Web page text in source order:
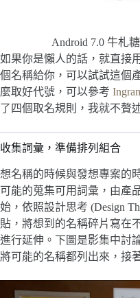
Android 7.0 牛札
如果你是懶人的話，就直接
個名稱給你，可以試試這個
麼取好代號，可以參考
了四個取名規則，我就不贅
收集詞彙，準備排列組合
想名稱的時候與發想專案的
可能的蒐集可用詞彙，由產
始，依照設計思考 (Design
貼，將想到的名稱碎片寫在
進行延伸。下圖是影集中討
將可能的名稱都列出來，接